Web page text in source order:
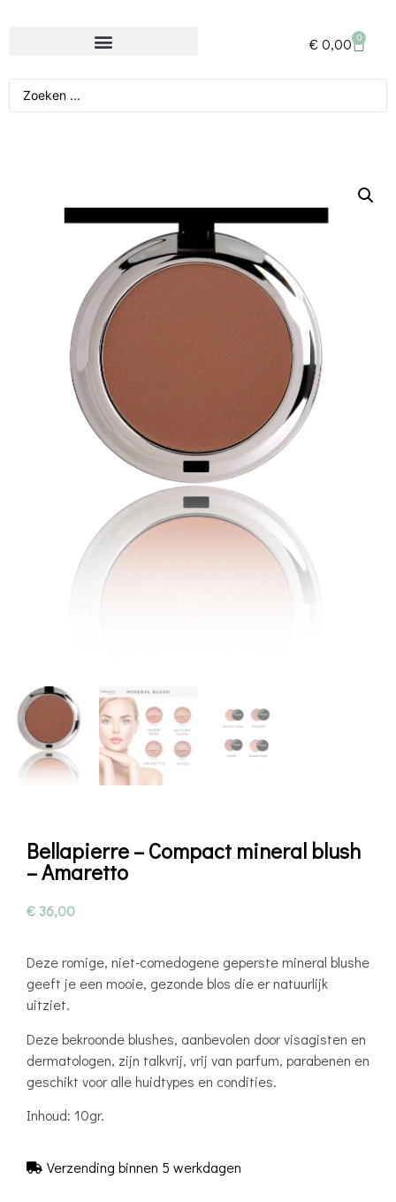
€ 0,00 0
Bellapierre – Compact mineral blush
– Amaretto
€ 36,00
Deze romige, niet-comedogene geperste mineral blushe
geeft je een mooie, gezonde blos die er natuurlijk
uitziet.
Deze bekroonde blushes, aanbevolen door visagisten en
dermatologen, zijn talkvrij, vrij van parfum, parabenen en
geschikt voor alle huidtypes en condities.
Inhoud: 10gr.
Verzending binnen 5 werkdagen